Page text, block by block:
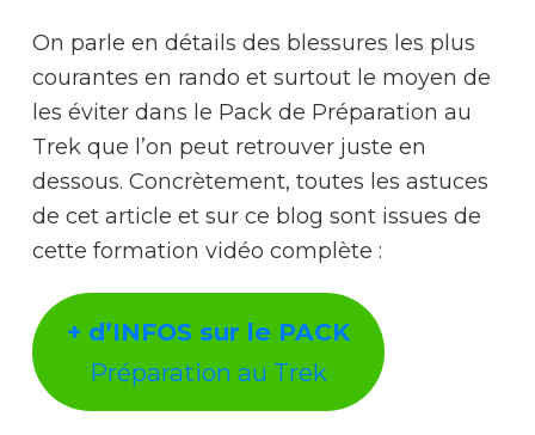
On parle en détails des blessures les plus
courantes en rando et surtout le moyen de
les éviter dans le Pack de Préparation au
Trek que l’on peut retrouver juste en
dessous. Concrètement, toutes les astuces
de cet article et sur ce blog sont issues de
cette formation vidéo complète :
+ d’INFOS sur le PACK
Préparation au Trek